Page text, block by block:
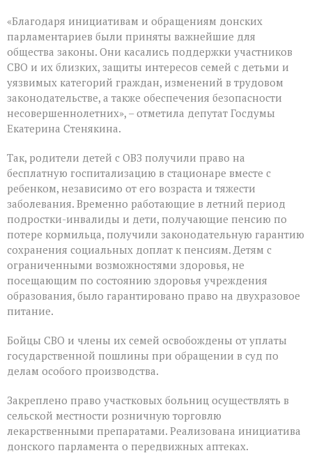
«Благодаря инициативам и обращениям донских
парламентариев были приняты важнейшие для
общества законы. Они касались поддержки участников
СВО и их близких, защиты интересов семей с детьми и
уязвимых категорий граждан, изменений в трудовом
законодательстве, а также обеспечения безопасности
несовершеннолетних», – отметила депутат Госдумы
Екатерина Стенякина.
Так, родители детей с ОВЗ получили право на
бесплатную госпитализацию в стационаре вместе с
ребенком, независимо от его возраста и тяжести
заболевания. Временно работающие в летний период
подростки-инвалиды и дети, получающие пенсию по
потере кормильца, получили законодательную гарантию
сохранения социальных доплат к пенсиям. Детям с
ограниченными возможностями здоровья, не
посещающим по состоянию здоровья учреждения
образования, было гарантировано право на двухразовое
питание.
Бойцы СВО и члены их семей освобождены от уплаты
государственной пошлины при обращении в суд по
делам особого производства.
Закреплено право участковых больниц осуществлять в
сельской местности розничную торговлю
лекарственными препаратами. Реализована инициатива
донского парламента о передвижных аптеках.